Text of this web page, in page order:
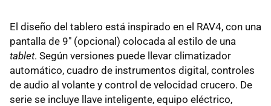
El diseño del tablero está inspirado en el RAV4, con una
pantalla de 9" (opcional) colocada al estilo de una
tablet. Según versiones puede llevar climatizador
automático, cuadro de instrumentos digital, controles
de audio al volante y control de velocidad crucero. De
serie se incluye llave inteligente, equipo eléctrico,